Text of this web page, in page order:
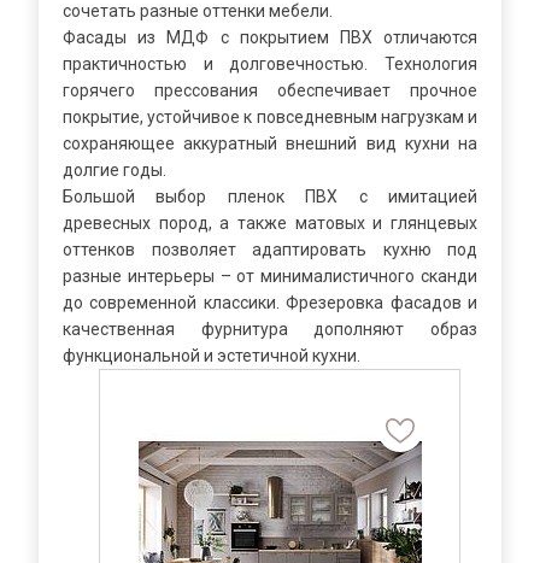
сочетать разные оттенки мебели.
Фасады из МДФ с покрытием ПВХ отличаются
практичностью и долговечностью. Технология
горячего прессования обеспечивает прочное
покрытие, устойчивое к повседневным нагрузкам и
сохраняющее аккуратный внешний вид кухни на
долгие годы.
Большой выбор пленок ПВХ с имитацией
древесных пород, а также матовых и глянцевых
оттенков позволяет адаптировать кухню под
разные интерьеры – от минималистичного сканди
до современной классики. Фрезеровка фасадов и
качественная фурнитура дополняют образ
функциональной и эстетичной кухни.